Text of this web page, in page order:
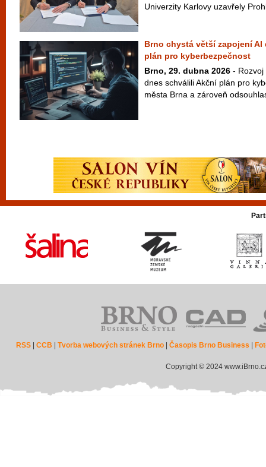
Univerzity Karlovy uzavřely
Brno chystá větší zapojení
plán pro kyberbezpečnost
Brno, 29. dubna 2026 -
dnes schválili Akční plán pro
města Brna a zároveň
RSS |CCB |Tvorba webových stránek Brno |Časopis Brno Business
Copyright © 2024